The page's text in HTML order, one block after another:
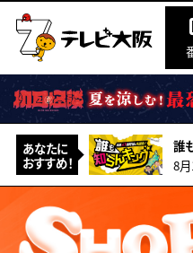
あなたに
おすすめ！
8